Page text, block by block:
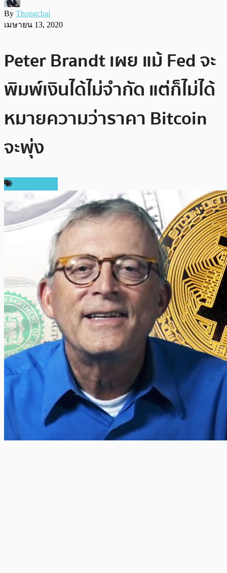
By Thongchai
เมษายน 13, 2020
Peter Brandt เผย แม้ Fed จะ
พิมพ์เงินได้ไม่จำกัด แต่ก็ไม่ได้
หมายความว่าราคา Bitcoin
จะพุ่ง